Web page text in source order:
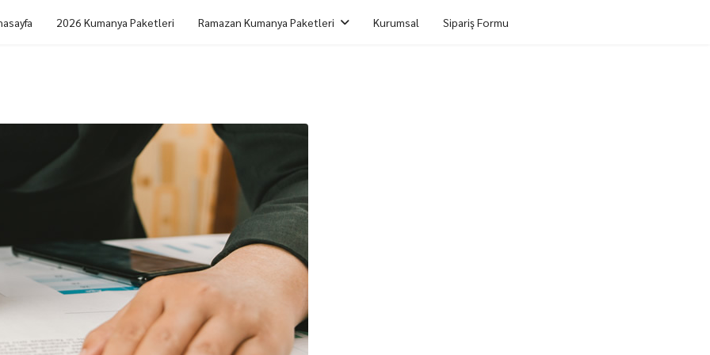
2026 Kumanya Paketleri Ramazan Kumanya Paketleri Kurumsal Sipariş Formu